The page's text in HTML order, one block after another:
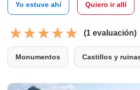
Yo estuve ahí Quiero ir allí
(1 evaluación)
Monumentos Castillos y